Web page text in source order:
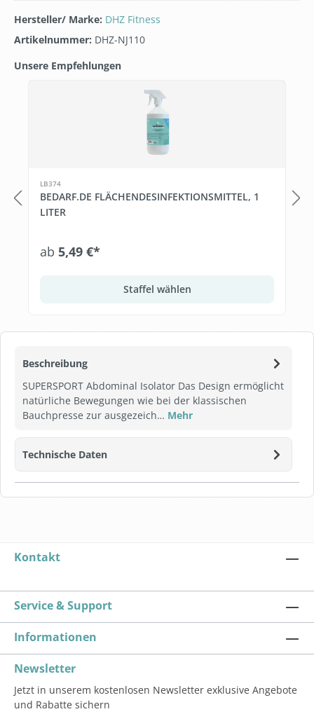
Beschreibung
SUPERSPORT Abdominal Isolator Das Design ermöglicht
natürliche Bewegungen wie bei der klassischen
Bauchpresse zur ausgezeich… Mehr
Technische Daten
Hersteller/ Marke: DHZ Fitness
Artikelnummer: DHZ-NJ110
Unsere Empfehlungen
Produktgalerie überspringen
LB374
BEDARF.DE FLÄCHENDESINFEKTIONSMITTEL, 1
LITER
ab 5,49 €*
Staffel wählen
Kontakt
Service & Support
Informationen
Newsletter
Jetzt in unserem kostenlosen Newsletter exklusive Angebote
und Rabatte sichern